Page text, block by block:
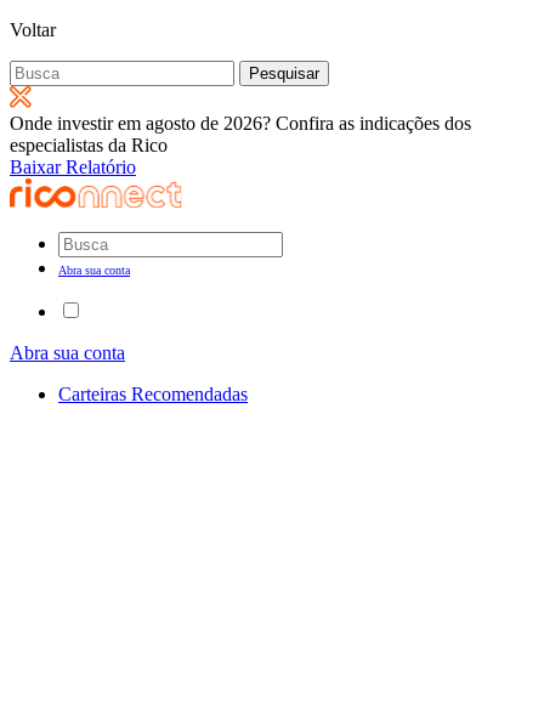
Voltar
Pesquisar
por:
Onde investir em agosto de 2026? Confira as indicações dos
especialistas da Rico
Baixar Relatório
Abra sua conta
Abra sua conta
Carteiras Recomendadas